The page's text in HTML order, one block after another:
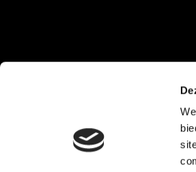
Privacy Statement